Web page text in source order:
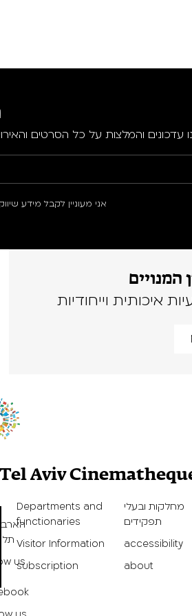
עדכונים והמלצות על כל הסרטים
אני מעוניין לקבל מידע
איכותית וייחודיות
תל
us
Tel Aviv
Departments and
functionaries
מחלקות ובעלי
תפקידים
Visitor Information
accessibility
subscription
about